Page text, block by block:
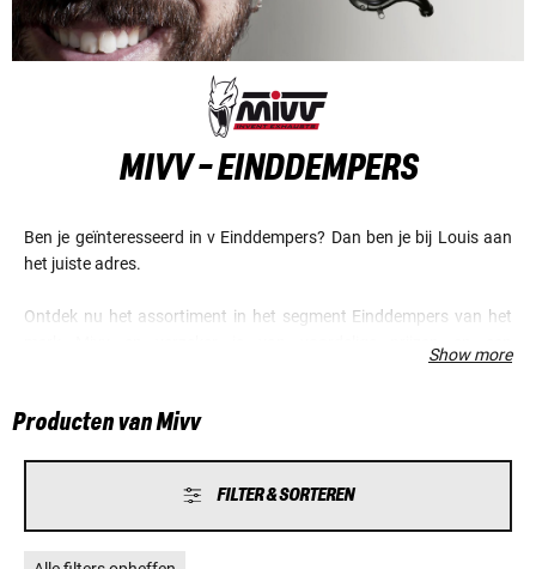
MIVV - EINDDEMPERS
Ben je geïnteresseerd in v Einddempers? Dan ben je bij Louis aan
het juiste adres.
Ontdek nu het assortiment in het segment Einddempers van het
Show more
Producten van Mivv
FILTER & SORTEREN